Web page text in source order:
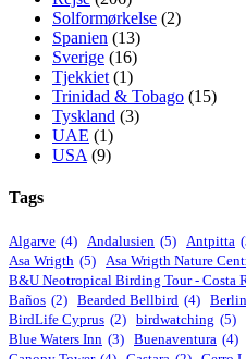
Solformørkelse (2)
Spanien (13)
Sverige (16)
Tjekkiet (1)
Trinidad & Tobago (15)
Tyskland (3)
UAE (1)
USA (9)
Tags
Algarve (4) Andalusien (5) Antpitta
Asa Wrigth (5) Asa Wrigth Nature
B&U Neotropical Birding Tour - Costa
Baños (2) Bearded Bellbird (4) Berlin
BirdLife Cyprus (2) birdwatching (5)
Blue Waters Inn (3) Buenaventura (4)